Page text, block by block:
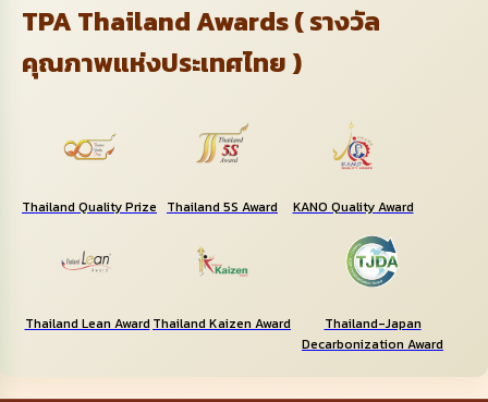
TPA Thailand Awards ( รางวัล
คุณภาพแห่งประเทศไทย )
Thailand Quality Prize Thailand 5S Award KANO Quality Award
Thailand Lean Award Thailand Kaizen Award
Thailand-Japan
Decarbonization Award